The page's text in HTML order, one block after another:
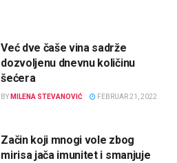
Već dve čaše vina sadrže
dozvoljenu dnevnu količinu
šećera
BY MILENA STEVANOVIĆ FEBRUAR 21, 2022
Začin koji mnogi vole zbog
mirisa jača imunitet i smanjuje